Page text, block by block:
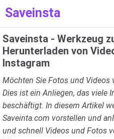
Saveinsta
Saveinsta - Werkzeug
Herunterladen von
Instagram
Möchten Sie Fotos und Videos
Dies ist ein Anliegen, das viele
beschäftigt. In diesem Artikel
Saveinta.com vorstellen und
und schnell Videos und Fotos